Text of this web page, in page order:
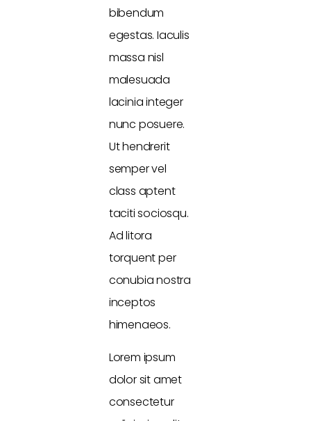
bibendum
egestas. Iaculis
massa nisl
malesuada
lacinia integer
nunc posuere.
Ut hendrerit
semper vel
class aptent
taciti sociosqu.
Ad litora
torquent per
conubia nostra
inceptos
himenaeos.
Lorem ipsum
dolor sit amet
consectetur